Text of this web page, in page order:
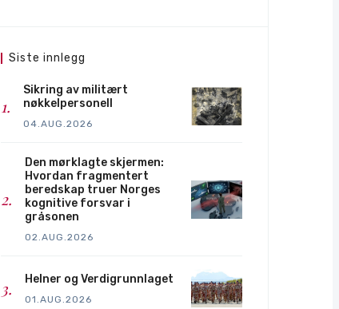
Siste innlegg
Sikring av militært
nøkkelpersonell
04.AUG.2026
Den mørklagte skjermen:
Hvordan fragmentert
beredskap truer Norges
kognitive forsvar i
gråsonen
02.AUG.2026
Helner og Verdigrunnlaget
01.AUG.2026